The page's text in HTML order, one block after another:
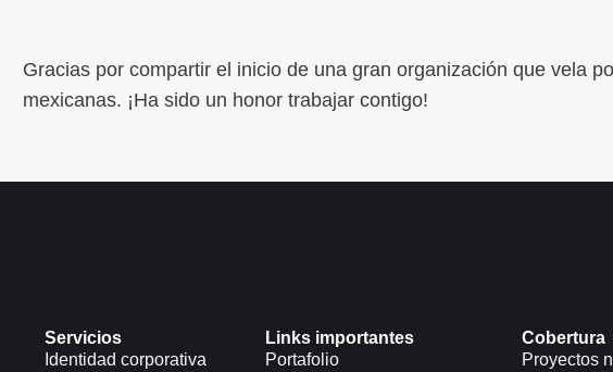
Gracias por compartir el inicio de una gran organización que vela
mexicanas. ¡Ha sido un honor trabajar contigo!
Servicios
Identidad corporativa
Links importantes
Portafolio
Cobertura
Proyectos